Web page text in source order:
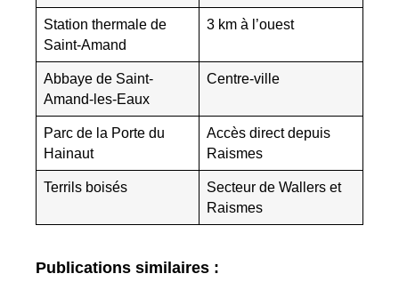
Station thermale de
Saint-Amand
3 km à l’ouest
Abbaye de Saint-
Amand-les-Eaux
Centre-ville
Parc de la Porte du
Hainaut
Accès direct depuis
Raismes
Terrils boisés
Secteur de Wallers et
Raismes
Publications similaires :